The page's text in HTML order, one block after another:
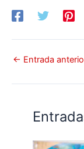
← Entrada